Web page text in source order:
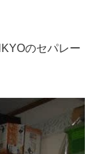
のセパレー